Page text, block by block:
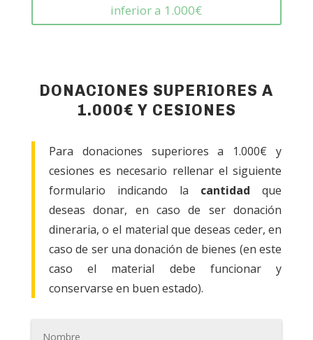
inferior a 1.000€
DONACIONES SUPERIORES A
1.000€ Y CESIONES
Para donaciones superiores a 1.000€ y
cesiones es necesario rellenar el siguiente
formulario indicando la cantidadque
deseas donar, en caso de ser donación
dineraria, o el material que deseas ceder, en
caso de ser una donación de bienes (en este
caso el material debe funcionar y
conservarse en buen estado).